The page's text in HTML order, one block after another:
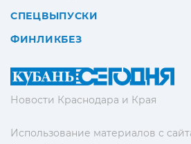
Новости Краснодара и Края
Использование материалов с
СПЕЦВЫПУСКИ
ФИНЛИКБЕЗ